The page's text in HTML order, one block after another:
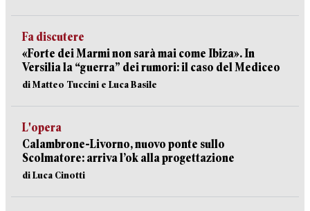
Fa discutere
«Forte dei Marmi non sarà mai come Ibiza». In
Versilia la “guerra” dei rumori: il caso del Mediceo
di Matteo Tuccini e Luca Basile
L'opera
Calambrone-Livorno, nuovo ponte sullo
Scolmatore: arriva l’ok alla progettazione
di Luca Cinotti